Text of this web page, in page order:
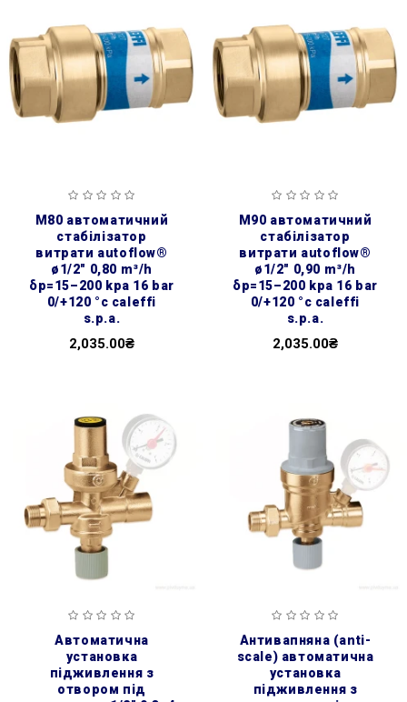
m80 автоматичний
стабілізатор
витрати autoflow®
ø1/2″ 0,80 m³/h
δp=15–200 kpa 16 bar
0/+120 °c caleffi
s.p.a.
2,035.00₴
m90 автоматичний
стабілізатор
витрати autoflow®
ø1/2″ 0,90 m³/h
δp=15–200 kpa 16 bar
0/+120 °c caleffi
s.p.a.
2,035.00₴
автоматична
установка
підживлення з
отвором під
антивапняна (anti-
scale) автоматична
установка
підживлення з